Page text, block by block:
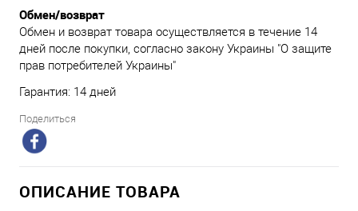
Обмен/возврат
Обмен и возврат товара осуществляется в течение 14
дней после покупки, согласно закону Украины "О защите
прав потребителей Украины"
Гарантия: 14 дней
Поделиться
ОПИСАНИЕ ТОВАРА